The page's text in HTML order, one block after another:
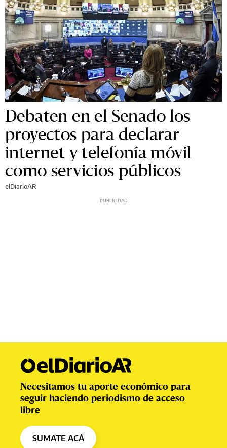
Debaten en el Senado los
proyectos para declarar
internet y telefonía móvil
como servicios públicos
elDiarioAR
Necesitamos tu aporte económico para
seguir haciendo periodismo de acceso
libre
SUMATE ACÁ